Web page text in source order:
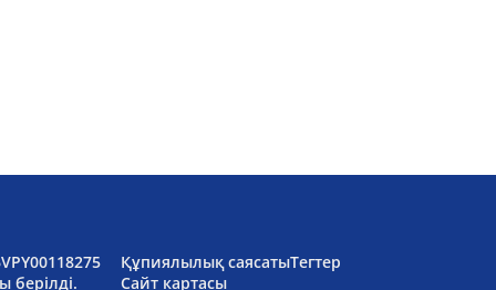
берілді.
Құпиялылық саясатыТегтер
Сайт картасы